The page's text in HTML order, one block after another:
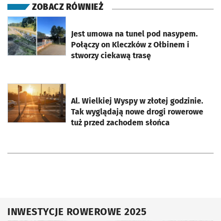
ZOBACZ RÓWNIEŻ
Jest umowa na tunel pod nasypem.
Połączy on Kleczków z Ołbinem i
stworzy ciekawą trasę
otworzy się w nowej karcie
Al. Wielkiej Wyspy w złotej godzinie.
Tak wyglądają nowe drogi rowerowe
tuż przed zachodem słońca
otworzy się w nowej karcie
INWESTYCJE ROWEROWE 2025